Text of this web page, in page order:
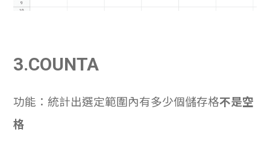
3.COUNTA
功能：統計出選定範圍內有多少個儲存格不是空
格